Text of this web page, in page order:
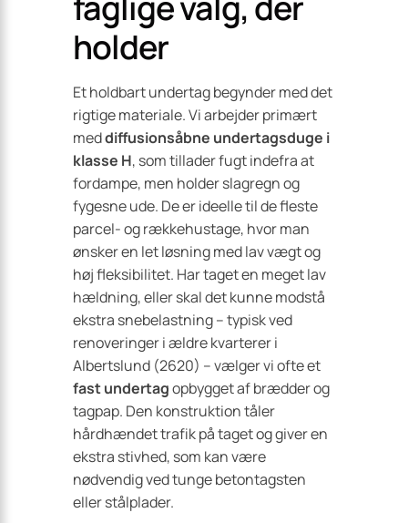
holder
Et holdbart undertag begynder med det
rigtige materiale. Vi arbejder primært
meddiffusionsåbne undertagsduge i
klasse H, som tillader fugt indefra at
fordampe, men holder slagregn og
fygesne ude. De er ideelle til de fleste
parcel- og rækkehustage, hvor man
ønsker en let løsning med lav vægt og
høj fleksibilitet. Har taget en meget lav
hældning, eller skal det kunne modstå
ekstra snebelastning – typisk ved
renoveringer i ældre kvarterer i
Albertslund (2620) – vælger vi ofte et
fast undertagopbygget af brædder og
tagpap. Den konstruktion tåler
hårdhændet trafik på taget og giver en
ekstra stivhed, som kan være
nødvendig ved tunge betontagsten
eller stålplader.